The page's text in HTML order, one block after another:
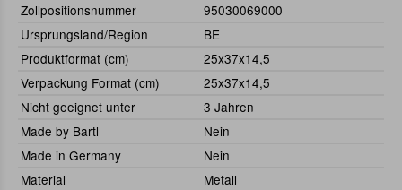
Zollpositionsnummer
95030069000
Ursprungsland/Region
BE
Produktformat (cm)
25x37x14,5
Verpackung Format (cm)
25x37x14,5
Nicht geeignet unter
3 Jahren
Made by Bartl
Nein
Made in Germany
Nein
Material
Metall